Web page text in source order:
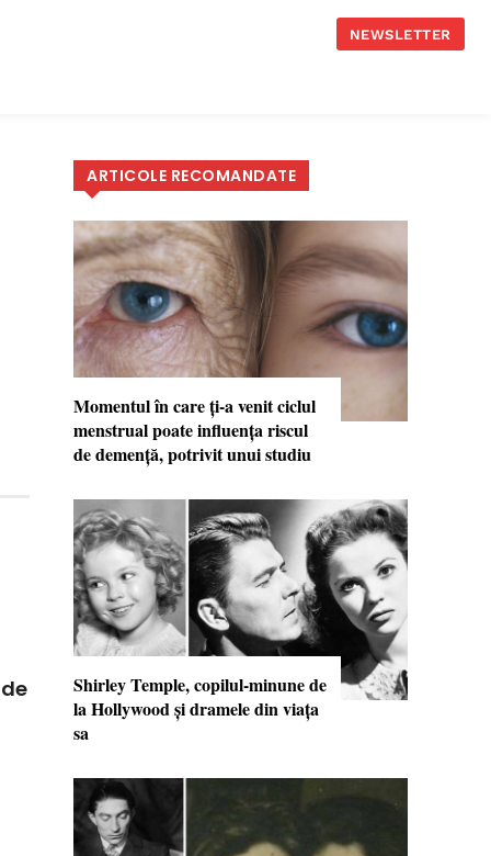
NEWSLETTER
ARTICOLE RECOMANDATE
Momentul în care ți-a venit ciclul
menstrual poate influența riscul
de demență, potrivit unui studiu
Shirley Temple, copilul-minune de
la Hollywood şi dramele din viaţa
sa